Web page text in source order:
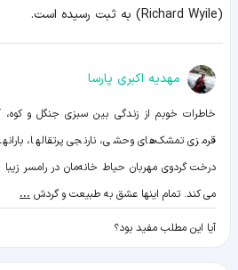
(Richard Wyile) به ثبت رسیده است.
مهدیه اکبری پارسا
خاطرات خوبم از زندگی بین سبزی جنگل و کوه،
قرمزی تمشک‌های وحشی، نارنجی پرتقالها،
درخت گردوی مهربان حیاط خانه‌مان در رامسر
می کند. تمام اینها عشق به طبیعت و گردش ...
آیا این مطلب مفید بود؟